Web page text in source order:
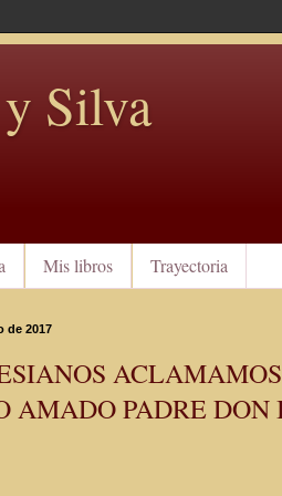
Silva
Mis libros Trayectoria
de 2017
AMADO PADRE DON